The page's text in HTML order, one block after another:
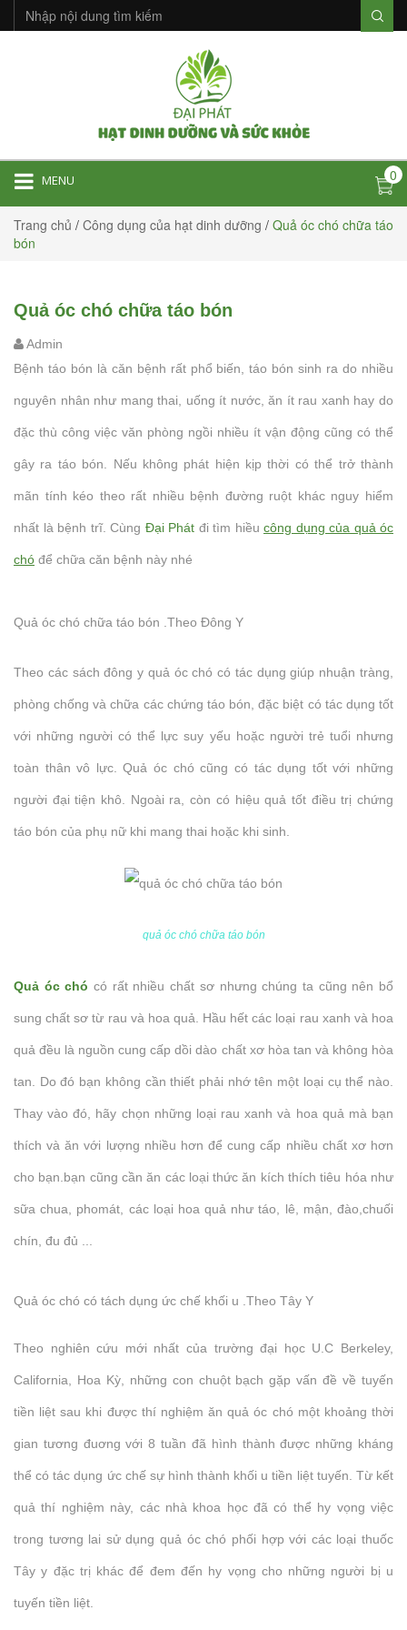
MENU 0
Trang chủ / Công dụng của hạt dinh dưỡng / Quả óc chó chữa táo
bón
Quả óc chó chữa táo bón
Admin
Bệnh táo bón là căn bệnh rất phổ biến, táo bón sinh ra do nhiều
nguyên nhân như mang thai, uống ít nước, ăn ít rau xanh hay do
đặc thù công việc văn phòng ngồi nhiều ít vận động cũng có thể
gây ra táo bón. Nếu không phát hiện kịp thời có thể trở thành
mãn tính kéo theo rất nhiều bệnh đường ruột khác nguy hiểm
nhất là bệnh trĩ. Cùng Đại Phát đi tìm hiều công dụng của quả óc
chó để chữa căn bệnh này nhé
Quả óc chó chữa táo bón .Theo Đông Y
Theo các sách đông y quả óc chó có tác dụng giúp nhuận tràng,
phòng chống và chữa các chứng táo bón, đặc biệt có tác dụng tốt
với những người có thể lực suy yếu hoặc người trẻ tuổi nhưng
toàn thân vô lực. Quả óc chó cũng có tác dụng tốt với những
người đại tiện khô. Ngoài ra, còn có hiệu quả tốt điều trị chứng
táo bón của phụ nữ khi mang thai hoặc khi sinh.
quả óc chó chữa táo bón
Quả óc chó có rất nhiều chất sơ nhưng chúng ta cũng nên bổ
sung chất sơ từ rau và hoa quả. Hầu hết các loại rau xanh và hoa
quả đều là nguồn cung cấp dồi dào chất xơ hòa tan và không hòa
tan. Do đó bạn không cần thiết phải nhớ tên một loại cụ thể nào.
Thay vào đó, hãy chọn những loại rau xanh và hoa quả mà bạn
thích và ăn với lượng nhiều hơn để cung cấp nhiều chất xơ hơn
cho bạn.bạn cũng cần ăn các loại thức ăn kích thích tiêu hóa như
sữa chua, phomát, các loại hoa quả như táo, lê, mận, đào,chuối
chín, đu đủ ...
Quả óc chó có tách dụng ức chế khối u .Theo Tây Y
Theo nghiên cứu mới nhất của trường đại học U.C Berkeley,
California, Hoa Kỳ, những con chuột bạch gặp vấn đề về tuyến
tiền liệt sau khi được thí nghiệm ăn quả óc chó một khoảng thời
gian tương đuơng với 8 tuần đã hình thành được những kháng
thể có tác dụng ức chế sự hình thành khối u tiền liệt tuyến. Từ kết
quả thí nghiệm này, các nhà khoa học đã có thể hy vọng việc
trong tương lai sử dụng quả óc chó phối hợp với các loại thuốc
Tây y đặc trị khác để đem đến hy vọng cho những người bị u
tuyến tiền liệt.